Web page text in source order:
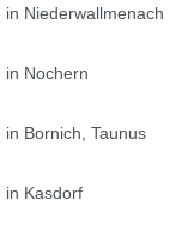
in Niederwallmenach
in Nochern
in Bornich, Taunus
in Kasdorf